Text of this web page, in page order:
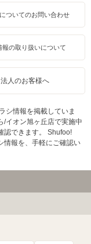
ついてのお問い合わせ
報の取り扱いについて
法人のお客様へ
シ情報を掲載していま
/イオン旭ヶ丘店で実施中
認できます。 Shufoo!
情報を、手軽にご確認い